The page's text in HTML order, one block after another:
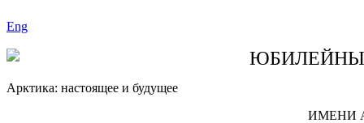
Eng
Арктика: настоящее и будущее
ИМЕНИ